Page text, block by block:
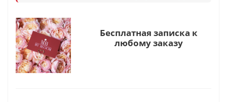
Бесплатная записка к
любому заказу